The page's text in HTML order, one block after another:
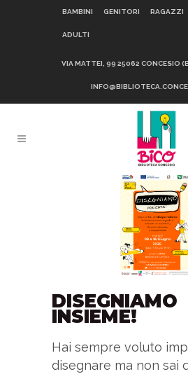
BAMBINI GENITORI RAGAZZI
ADULTI
VIA MATTEI, 99 25062 CONCESIO
DISEGNIAMO
INSIEME!
Hai sempre voluto
disegnare ma non sai